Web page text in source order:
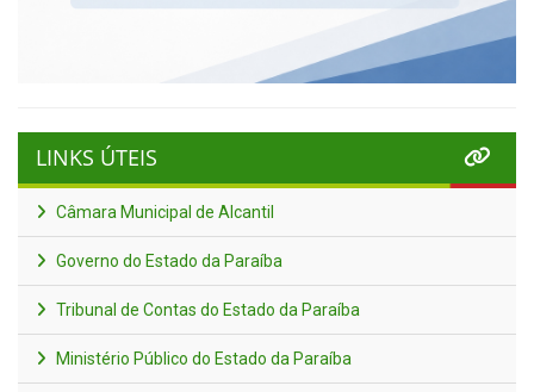
LINKS ÚTEIS
Câmara Municipal de Alcantil
Governo do Estado da Paraíba
Tribunal de Contas do Estado da Paraíba
Ministério Público do Estado da Paraíba